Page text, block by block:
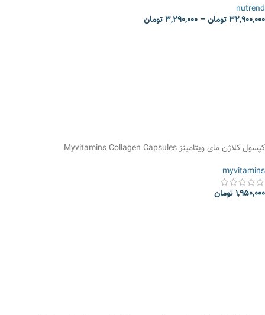
nutrend
32,900,000تومان–
3,290,000تومان
کپسول کلاژن مای ویتامینز Myvitamins Collagen Capsules
myvitamins
1,950,000تومان